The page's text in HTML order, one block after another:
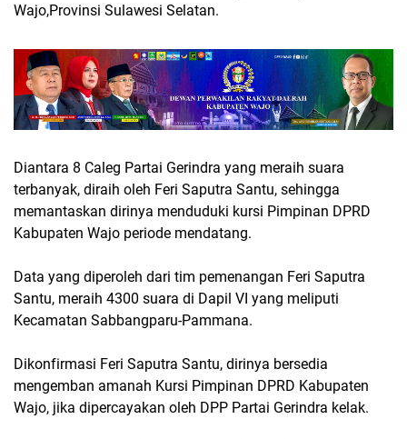
Wajo,Provinsi Sulawesi Selatan.
Diantara 8 Caleg Partai Gerindra yang meraih suara
terbanyak, diraih oleh Feri Saputra Santu, sehingga
memantaskan dirinya menduduki kursi Pimpinan DPRD
Kabupaten Wajo periode mendatang.
Data yang diperoleh dari tim pemenangan Feri Saputra
Santu, meraih 4300 suara di Dapil VI yang meliputi
Kecamatan Sabbangparu-Pammana.
Dikonfirmasi Feri Saputra Santu, dirinya bersedia
mengemban amanah Kursi Pimpinan DPRD Kabupaten
Wajo, jika dipercayakan oleh DPP Partai Gerindra kelak.